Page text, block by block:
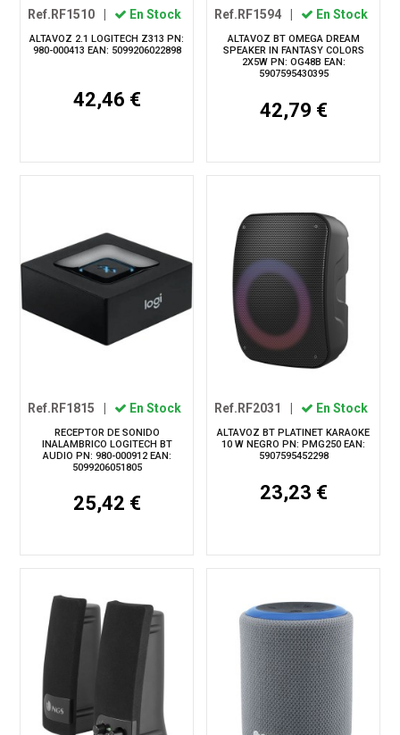
Ref.RF1510 En Stock
ALTAVOZ 2.1 LOGITECH Z313 PN:
980-000413 EAN: 5099206022898
42,46 €
Ref.RF1594 En Stock
ALTAVOZ BT OMEGA DREAM
SPEAKER IN FANTASY COLORS
2X5W PN: OG48B EAN:
5907595430395
42,79 €
Ref.RF1815 En Stock
RECEPTOR DE SONIDO
INALAMBRICO LOGITECH BT
AUDIO PN: 980-000912 EAN:
5099206051805
25,42 €
Ref.RF2031 En Stock
ALTAVOZ BT PLATINET KARAOKE
10 W NEGRO PN: PMG250 EAN:
5907595452298
23,23 €